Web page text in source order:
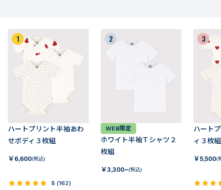
1
ハートプリント半袖あわ
せボディ３枚組
￥ 6,600(税込)
5 (162)
2
WEB限定
ホワイト半袖Ｔシャツ２
枚組
￥3,300~(税込)
3
ハート
ィ３枚組
￥5,500(